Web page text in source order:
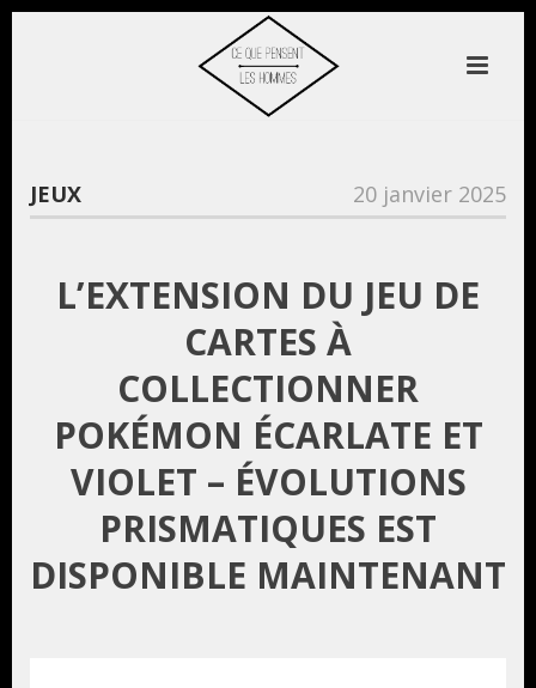
JEUX 20 janvier 2025
L’EXTENSION DU JEU DE
CARTES À
COLLECTIONNER
POKÉMON ÉCARLATE ET
VIOLET – ÉVOLUTIONS
PRISMATIQUES EST
DISPONIBLE MAINTENANT